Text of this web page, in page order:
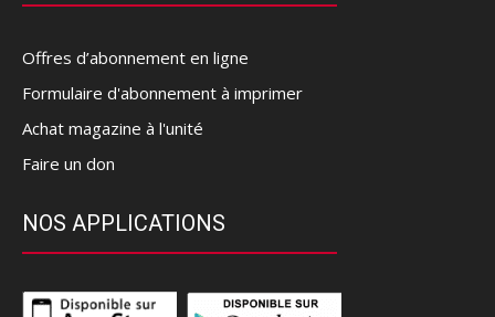
Offres d’abonnement en ligne
Formulaire d'abonnement à imprimer
Achat magazine à l'unité
Faire un don
NOS APPLICATIONS